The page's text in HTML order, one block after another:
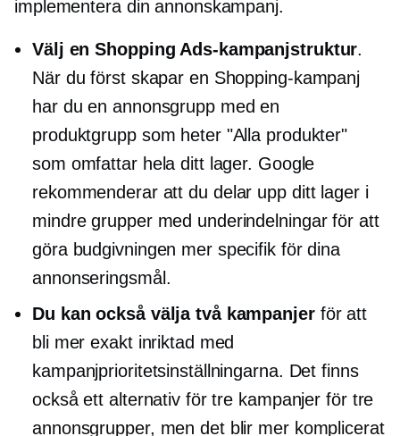
implementera din annonskampanj.
Välj en Shopping Ads-kampanjstruktur.
När du först skapar en Shopping-kampanj
har du en annonsgrupp med en
produktgrupp som heter "Alla produkter"
som omfattar hela ditt lager. Google
rekommenderar att du delar upp ditt lager i
mindre grupper med underindelningar för att
göra budgivningen mer specifik för dina
annonseringsmål.
Du kan också välja två kampanjerför att
bli mer exakt inriktad med
kampanjprioritetsinställningarna. Det finns
också ett alternativ för tre kampanjer för tre
annonsgrupper, men det blir mer komplicerat